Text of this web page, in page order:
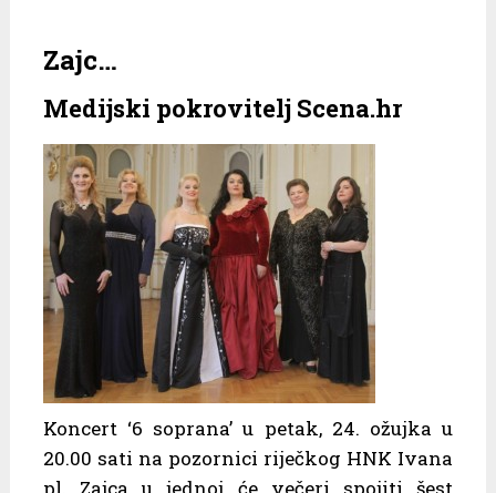
Zajc…
Medijski pokrovitelj Scena.hr
Koncert ‘6 soprana’ u petak, 24. ožujka u
20.00 sati na pozornici riječkog HNK Ivana
pl. Zajca u jednoj će večeri spojiti šest